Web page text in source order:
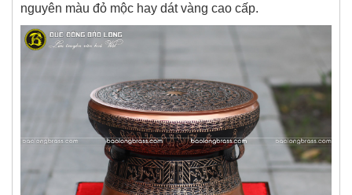
nguyên màu đỏ mộc hay dát vàng cao cấp.